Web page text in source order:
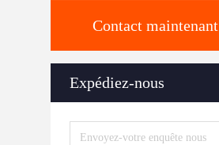
Contact maintenant
Expédiez-nous